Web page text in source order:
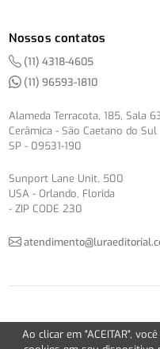
Nossos contatos
(11) 4318-4605
(11) 96593-1810
Alameda Terracota, 185, Sala
Cerâmica - São Caetano do Sul
SP - 09531-190
Sunport Lane Unit, 500
USA - Orlando, Florida
- ZIP CODE 230
© Copyright 2012-
Ao clicar em "ACEITAR",